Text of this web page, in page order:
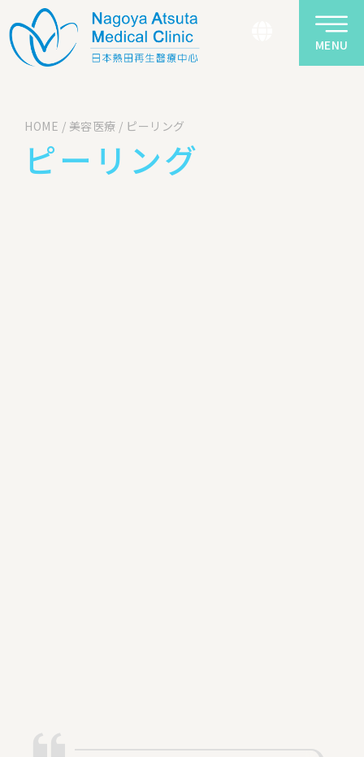
MENU
ピーリング
HOME / 美容医療 / ピーリング